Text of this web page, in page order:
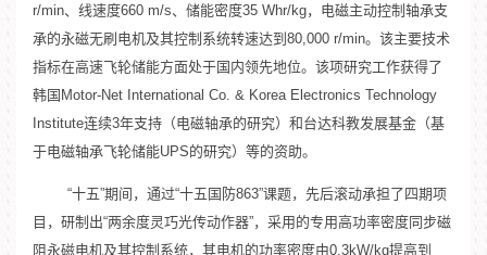
r/min、线速度660 m/s、储能密度35 Whr/kg，电磁主动控制轴承支
承的永磁无刷电机及其控制系统转速达到80,000 r/min。该主要技术
指标在高速飞轮储能方面处于国内领先地位。该项研究工作获得了
韩国Motor-Net International Co. & Korea Electronics Technology
Institute连续3年支持（电磁轴承的研究）和台达科教发展基金（基
于电磁轴承飞轮储能UPS的研究）等的资助。
“十五”期间，通过“十五国防863”课题，先后滚动承担了四期项
目，研制出“两余度灵巧光传动作器”，采用的专用高功率密度同步磁
阻永磁电机及其控制系统，其电机的功率密度由0.3kW/kg提高到